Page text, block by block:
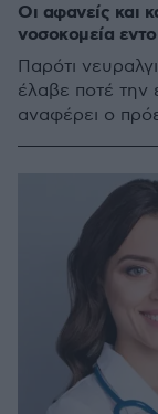
Οι αφανείς και
νοσοκομεία
Παρότι
έλαβε ποτέ την
αναφέρει ο